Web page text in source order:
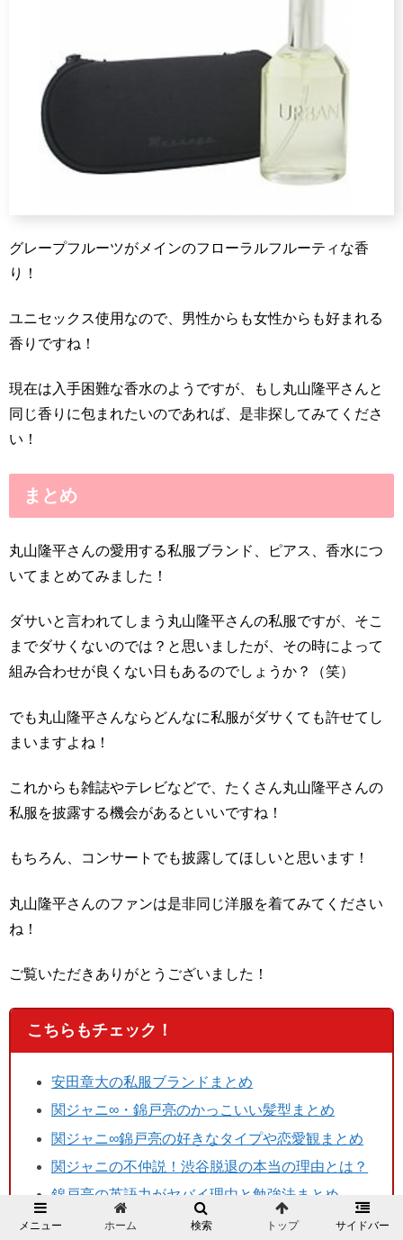
グレープフルーツがメインのフローラルフルーティな香
り！
ユニセックス使用なので、男性からも女性からも好まれる
香りですね！
現在は入手困難な香水のようですが、もし丸山隆平さんと
同じ香りに包まれたいのであれば、是非探してみてくださ
い！
まとめ
丸山隆平さんの愛用する私服ブランド、ピアス、香水につ
いてまとめてみました！
ダサいと言われてしまう丸山隆平さんの私服ですが、そこ
までダサくないのでは？と思いましたが、その時によって
組み合わせが良くない日もあるのでしょうか？（笑）
でも丸山隆平さんならどんなに私服がダサくても許せてし
まいますよね！
これからも雑誌やテレビなどで、たくさん丸山隆平さんの
私服を披露する機会があるといいですね！
もちろん、コンサートでも披露してほしいと思います！
丸山隆平さんのファンは是非同じ洋服を着てみてください
ね！
ご覧いただきありがとうございました！
こちらもチェック！
安田章大の私服ブランドまとめ
関ジャニ∞・錦戸亮のかっこいい髪型まとめ
関ジャニ∞錦戸亮の好きなタイプや恋愛観まとめ
関ジャニの不仲説！渋谷脱退の本当の理由とは？
錦戸亮の英語力がヤバイ理由と勉強法まとめ
メニュー ホーム 検索 トップ サイドバー